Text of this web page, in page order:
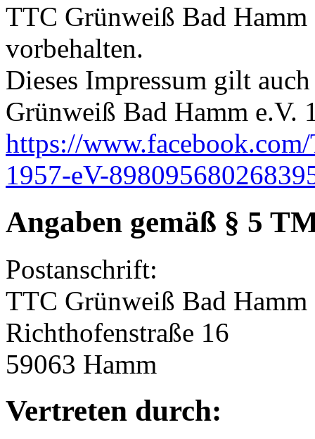
TTC Grünweiß Bad
vorbehalten.
Dieses Impressum gilt
Grünweiß Bad Hamm e.V.
https://
1957-eV-
Angaben gemäß § 5
Postanschrift:
TTC Grünweiß Bad Hamm
Richthofenstraße 16
59063 Hamm
Vertreten durch: